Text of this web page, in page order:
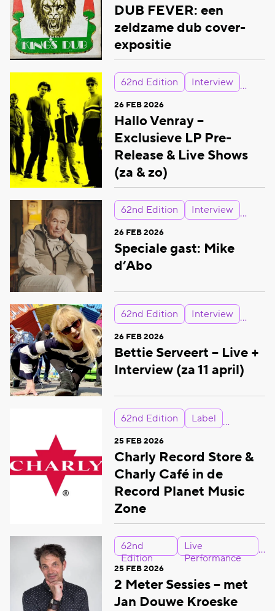
DUB FEVER: een
zeldzame dub cover-
expositie
62nd Edition Interview
26 FEB 2026
Hallo Venray –
Exclusieve LP Pre-
Release & Live Shows
(za & zo)
62nd Edition Interview
26 FEB 2026
Speciale gast: Mike
d’Abo
62nd Edition Interview
26 FEB 2026
Bettie Serveert – Live +
Interview (za 11 april)
62nd Edition Label
25 FEB 2026
Charly Record Store &
Charly Café in de
Record Planet Music
Zone
62nd
Edition
Live
Performance
25 FEB 2026
2 Meter Sessies – met
Jan Douwe Kroeske